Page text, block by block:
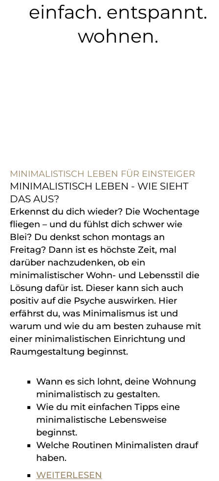
einfach. entspannt.
wohnen.
MINIMALISTISCH LEBEN FÜR EINSTEIGER
MINIMALISTISCH LEBEN - WIE SIEHT
DAS AUS?
Erkennst du dich wieder? Die Wochentage
fliegen – und du fühlst dich schwer wie
Blei? Du denkst schon montags an
Freitag? Dann ist es höchste Zeit, mal
darüber nachzudenken, ob ein
minimalistischer Wohn- und Lebensstil die
Lösung dafür ist. Dieser kann sich auch
positiv auf die Psyche auswirken. Hier
erfährst du, was Minimalismus ist und
warum und wie du am besten zuhause mit
einer minimalistischen Einrichtung und
Raumgestaltung beginnst.
Wann es sich lohnt, deine Wohnung
minimalistisch zu gestalten.
Wie du mit einfachen Tipps eine
minimalistische Lebensweise
beginnst.
Welche Routinen Minimalisten drauf
haben.
WEITERLESEN